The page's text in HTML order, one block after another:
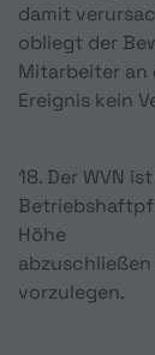
damit
obliegt der
Mitarbeiter an
Ereignis kein
18. Der WVN
Höhe
vorzulegen.